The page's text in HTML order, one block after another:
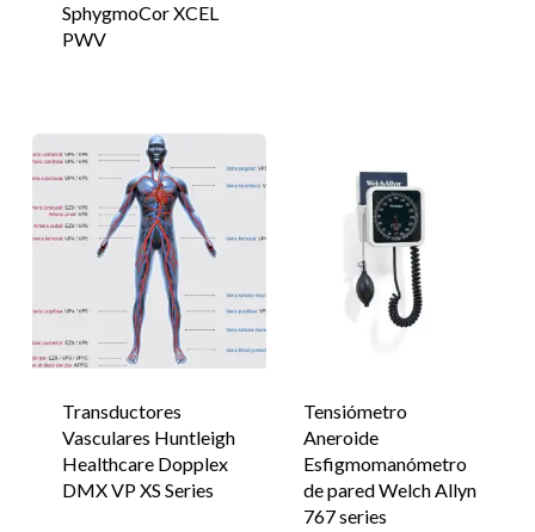
SphygmoCor XCEL
PWV
Transductores
Vasculares Huntleigh
Healthcare Dopplex
DMX VP XS Series
Tensiómetro
Aneroide
Esfigmomanómetro
de pared Welch Allyn
767 series